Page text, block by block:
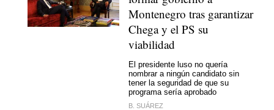
Montenegro tras garantizar
Chega y el PS su
viabilidad
El presidente luso no quería
nombrar a ningún candidato sin
tener la seguridad de que su
programa sería aprobado
B. SUÁREZ